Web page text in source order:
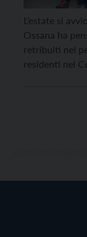
L’estate si
Ossana ha
retribuiti nel
residenti nel